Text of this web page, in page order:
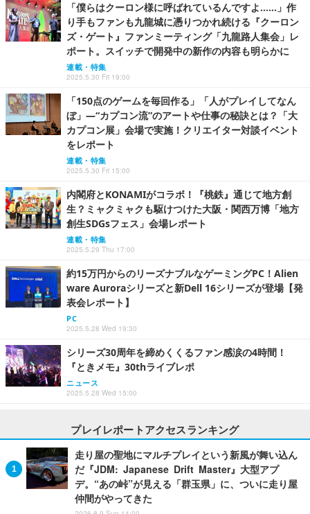
「僕らはクーロン様に呼ばれているんですよ……」作
り手もファンも九龍城に憑りつかれ続ける『クーロン
ズ・ゲート』ファンミーティング「九龍路人集会」レ
ポート。スイッチで開発中の新作の内容も明らかに
連載・特集
2025.5.30 Fri 19:00
「150点のゲームを毎回作る」「人がプレイしてなん
ぼ」―“カプコン流”のアートや仕事の秘訣とは？「大
カプコン展」会場で実施！クリエイター対談イベント
をレポート
連載・特集
2025.5.30 Fri 15:00
内閣府とKONAMIがコラボ！『桃鉄』通じて地方創
生？ミャクミャクも駆けつけた大阪・関西万博「地方
創生SDGsフェス」会場レポート
連載・特集
2025.5.29 Thu 17:00
約15万円からのリーズナブルなゲーミングPC！Alien
ware Auroraシリーズと新Dell 16シリーズが登場【発
表会レポート】
PC
2025.5.28 Wed 19:30
シリーズ30周年を締めくくるファン感涙の4時間！
『ときメモ』30thライブレポ
ニュース
2025.5.28 Wed 15:00
プレイレポートアクセスランキング
走り屋の聖地にマルチプレイという新風が舞い込ん
だ『JDM: Japanese Drift Master』大型アプ
デ。“あの峠”が見える「群玉県」に、ついに走り屋
仲間がやってきた